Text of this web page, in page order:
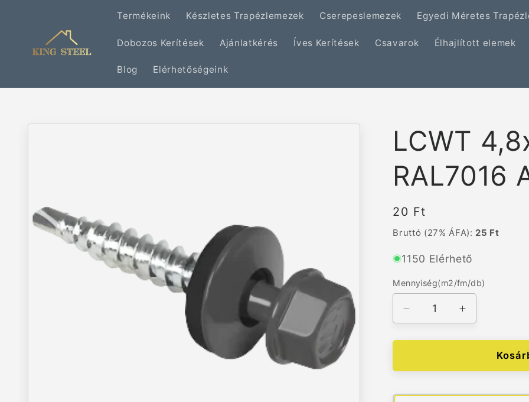
Termékeink Készletes Trapézlemezek Cserepeslemezek Egyedi Méretes
Dobozos Kerítések Ajánlatkérés Íves Kerítések Csavarok Élhajlított elemek
Blog Elérhetőségeink
Kihagyás, és
LCWT
RAL7016
Normál
ár
20 Ft
Bruttó (27% ÁFA): 25 Ft
1150 Elérhető
Mennyiség(m2/fm/db)
Mennyiség(m2/fm/db)
LCWT
4,8x35mm
Fa
RAL7016
Szürke
LCWT
4,8x35mm
Fa
Csavar
RAL7016
Szürke